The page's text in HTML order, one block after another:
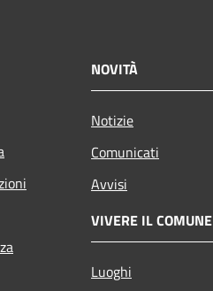
NOVITÀ
Notizie
Comunicati
Avvisi
VIVERE IL COMUNE
Luoghi